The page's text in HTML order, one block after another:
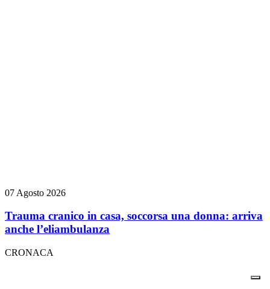
07 Agosto 2026
Trauma cranico in casa, soccorsa una donna: arriva
anche l’eliambulanza
CRONACA